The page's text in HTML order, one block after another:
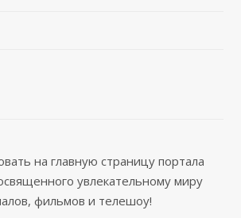
на главную страницу портала
увлекательному миру
фильмов и телешоу!